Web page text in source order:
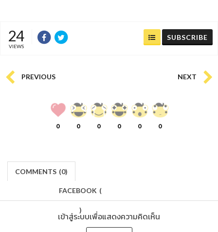
24
VIEWS
SUBSCRIBE
PREVIOUS NEXT
0 0 0 0 0 0
COMMENTS (0)
FACEBOOK (
)
เข้าสู่ระบบเพื่อแสดงความคิดเห็น